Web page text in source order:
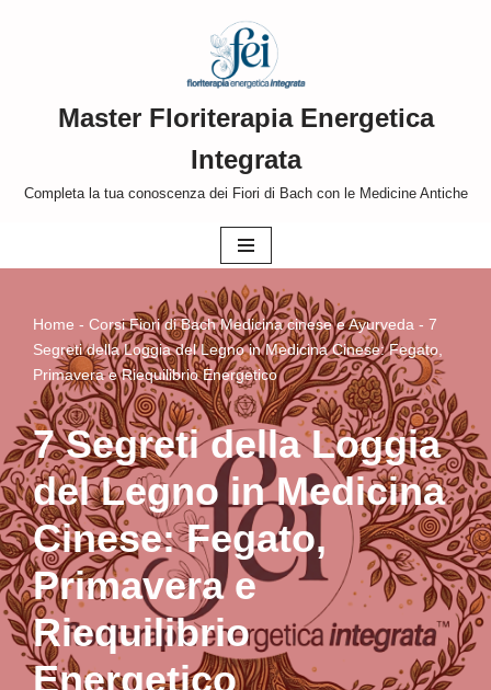
contenutoMaster Floriterapia Energetica
Integrata
Completa la tua conoscenza dei Fiori di Bach con le Medicine Antiche
Home - Corsi Fiori di Bach Medicina cinese e Ayurveda - 7
Segreti della Loggia del Legno in Medicina Cinese: Fegato,
Primavera e Riequilibrio Energetico
7 Segreti della Loggia
del Legno in Medicina
Cinese: Fegato,
Primavera e
Riequilibrio
Energetico